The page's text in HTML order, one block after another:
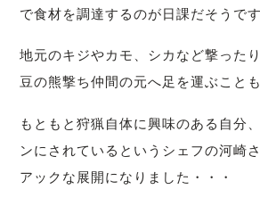
で食材を調達するのが日課だそうです
地元のキジやカモ、シカなど撃った
豆の熊撃ち仲間の元へ足を運ぶことも
もともと狩猟自体に興味のある自分
ンにされているというシェフの河崎
アックな展開になりました・・・